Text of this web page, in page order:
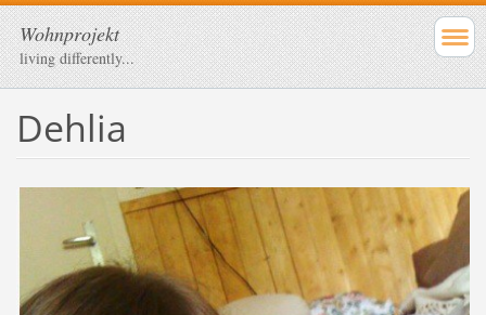
Wohnprojekt
living differently...
Dehlia